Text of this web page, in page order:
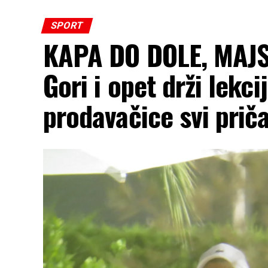
SPORT
KAPA DO DOLE,
Gori i opet drži
prodavačice svi